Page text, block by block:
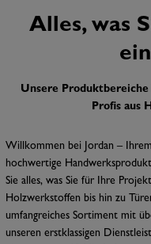
Alles, was
Unsere
Profis aus
Willkommen bei Jordan –
hochwertige
Sie alles, was Sie für Ihre
Holzwerkstoffen bis hin zu
umfangreiches Sortiment mit
unseren erstklassigen